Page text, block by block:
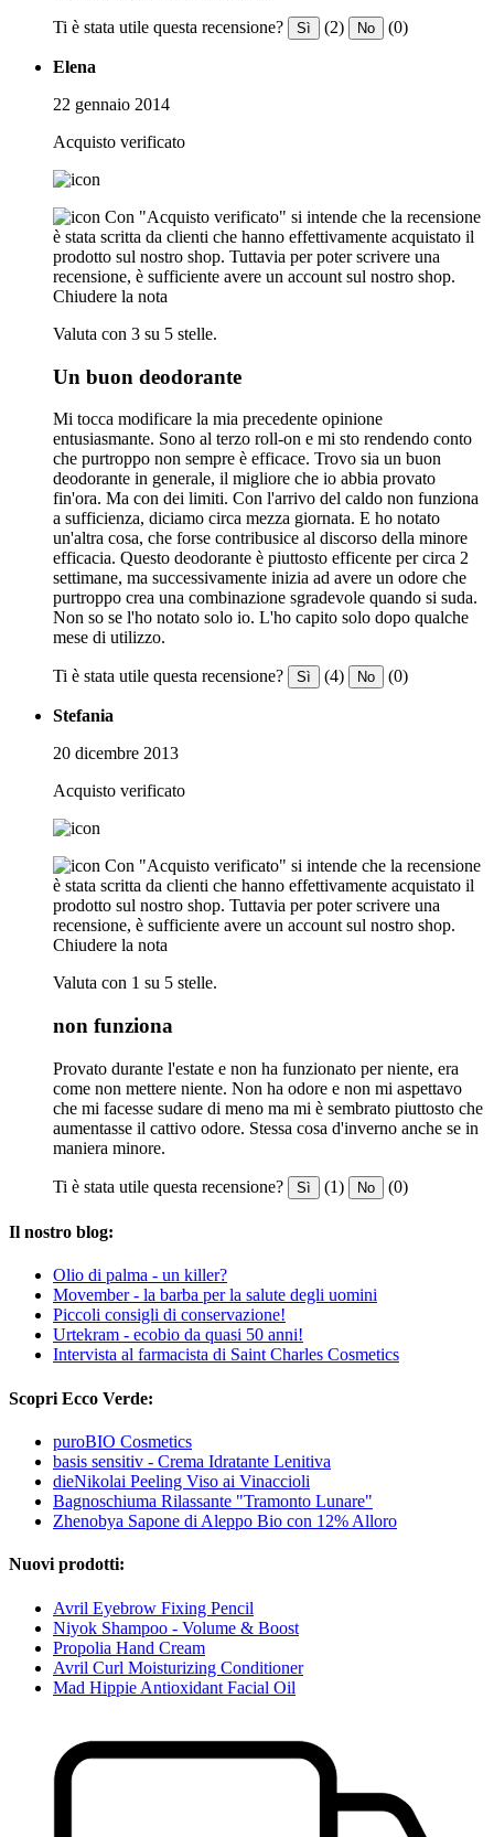
Ti è stata utile questa recensione? Sì (2) No (0)
Elena
22 gennaio 2014
Acquisto verificato
Con "Acquisto verificato" si intende che la recensione
è stata scritta da clienti che hanno effettivamente acquistato il
prodotto sul nostro shop. Tuttavia per poter scrivere una
recensione, è sufficiente avere un account sul nostro shop.
Chiudere la nota
Valuta con 3 su 5 stelle.
Un buon deodorante
Mi tocca modificare la mia precedente opinione
entusiasmante. Sono al terzo roll-on e mi sto rendendo conto
che purtroppo non sempre è efficace. Trovo sia un buon
deodorante in generale, il migliore che io abbia provato
fin'ora. Ma con dei limiti. Con l'arrivo del caldo non funziona
a sufficienza, diciamo circa mezza giornata. E ho notato
un'altra cosa, che forse contribusice al discorso della minore
efficacia. Questo deodorante è piuttosto efficente per circa 2
settimane, ma successivamente inizia ad avere un odore che
purtroppo crea una combinazione sgradevole quando si suda.
Non so se l'ho notato solo io. L'ho capito solo dopo qualche
mese di utilizzo.
Ti è stata utile questa recensione? Sì (4) No (0)
Stefania
20 dicembre 2013
Acquisto verificato
Con "Acquisto verificato" si intende che la recensione
è stata scritta da clienti che hanno effettivamente acquistato il
prodotto sul nostro shop. Tuttavia per poter scrivere una
recensione, è sufficiente avere un account sul nostro shop.
Chiudere la nota
Valuta con 1 su 5 stelle.
non funziona
Provato durante l'estate e non ha funzionato per niente, era
come non mettere niente. Non ha odore e non mi aspettavo
che mi facesse sudare di meno ma mi è sembrato piuttosto che
aumentasse il cattivo odore. Stessa cosa d'inverno anche se in
maniera minore.
Ti è stata utile questa recensione? Sì (1) No (0)
Il nostro blog:
Olio di palma - un killer?
Movember - la barba per la salute degli uomini
Piccoli consigli di conservazione!
Urtekram - ecobio da quasi 50 anni!
Intervista al farmacista di Saint Charles Cosmetics
Scopri Ecco Verde:
puroBIO Cosmetics
basis sensitiv - Crema Idratante Lenitiva
dieNikolai Peeling Viso ai Vinaccioli
Bagnoschiuma Rilassante "Tramonto Lunare"
Zhenobya Sapone di Aleppo Bio con 12% Alloro
Nuovi prodotti:
Avril Eyebrow Fixing Pencil
Niyok Shampoo - Volume & Boost
Propolia Hand Cream
Avril Curl Moisturizing Conditioner
Mad Hippie Antioxidant Facial Oil